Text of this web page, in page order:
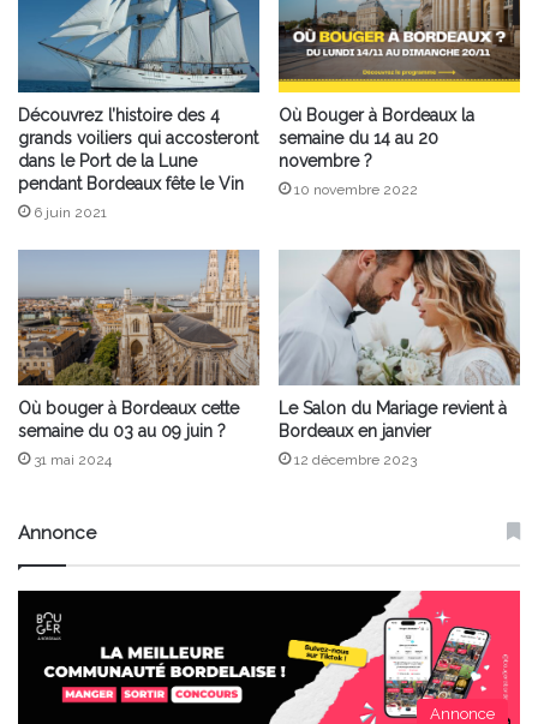
Découvrez l’histoire des 4
grands voiliers qui accosteront
dans le Port de la Lune
pendant Bordeaux fête le Vin
6 juin 2021
Où Bouger à Bordeaux la
semaine du 14 au 20
novembre ?
10 novembre 2022
Où bouger à Bordeaux cette
semaine du 03 au 09 juin ?
31 mai 2024
Le Salon du Mariage revient à
Bordeaux en janvier
12 décembre 2023
Annonce
Annonce